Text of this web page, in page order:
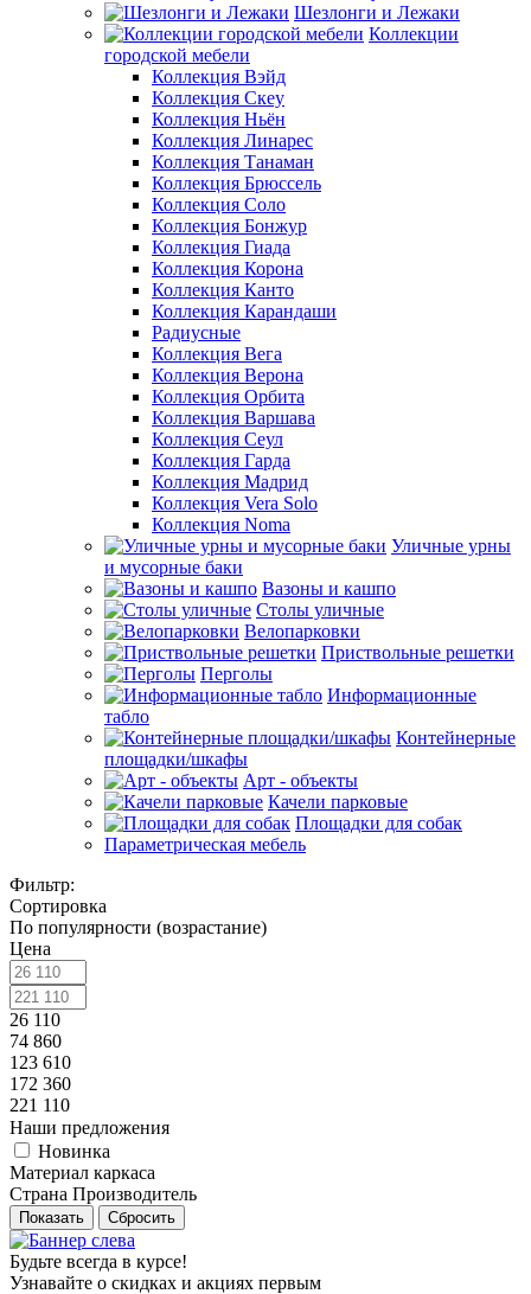
Шезлонги и Лежаки
Коллекции
городской мебели
Коллекция Вэйд
Коллекция Скеу
Коллекция Ньён
Коллекция Линарес
Коллекция Танаман
Коллекция Брюссель
Коллекция Соло
Коллекция Бонжур
Коллекция Гиада
Коллекция Корона
Коллекция Канто
Коллекция Карандаши
Радиусные
Коллекция Вега
Коллекция Верона
Коллекция Орбита
Коллекция Варшава
Коллекция Сеул
Коллекция Гарда
Коллекция Мадрид
Коллекция Vera Solo
Коллекция Noma
Уличные урны
и мусорные баки
Вазоны и кашпо
Столы уличные
Велопарковки
Приствольные решетки
Перголы
Информационные
табло
Контейнерные
площадки/шкафы
Арт - объекты
Качели парковые
Площадки для собак
Параметрическая мебель
Фильтр:
Сортировка
По популярности (возрастание)
Цена
26 110
74 860
123 610
172 360
221 110
Наши предложения
Новинка
Материал каркаса
Страна Производитель
Показать Сбросить
Будьте всегда в курсе!
Узнавайте о скидках и акциях первым